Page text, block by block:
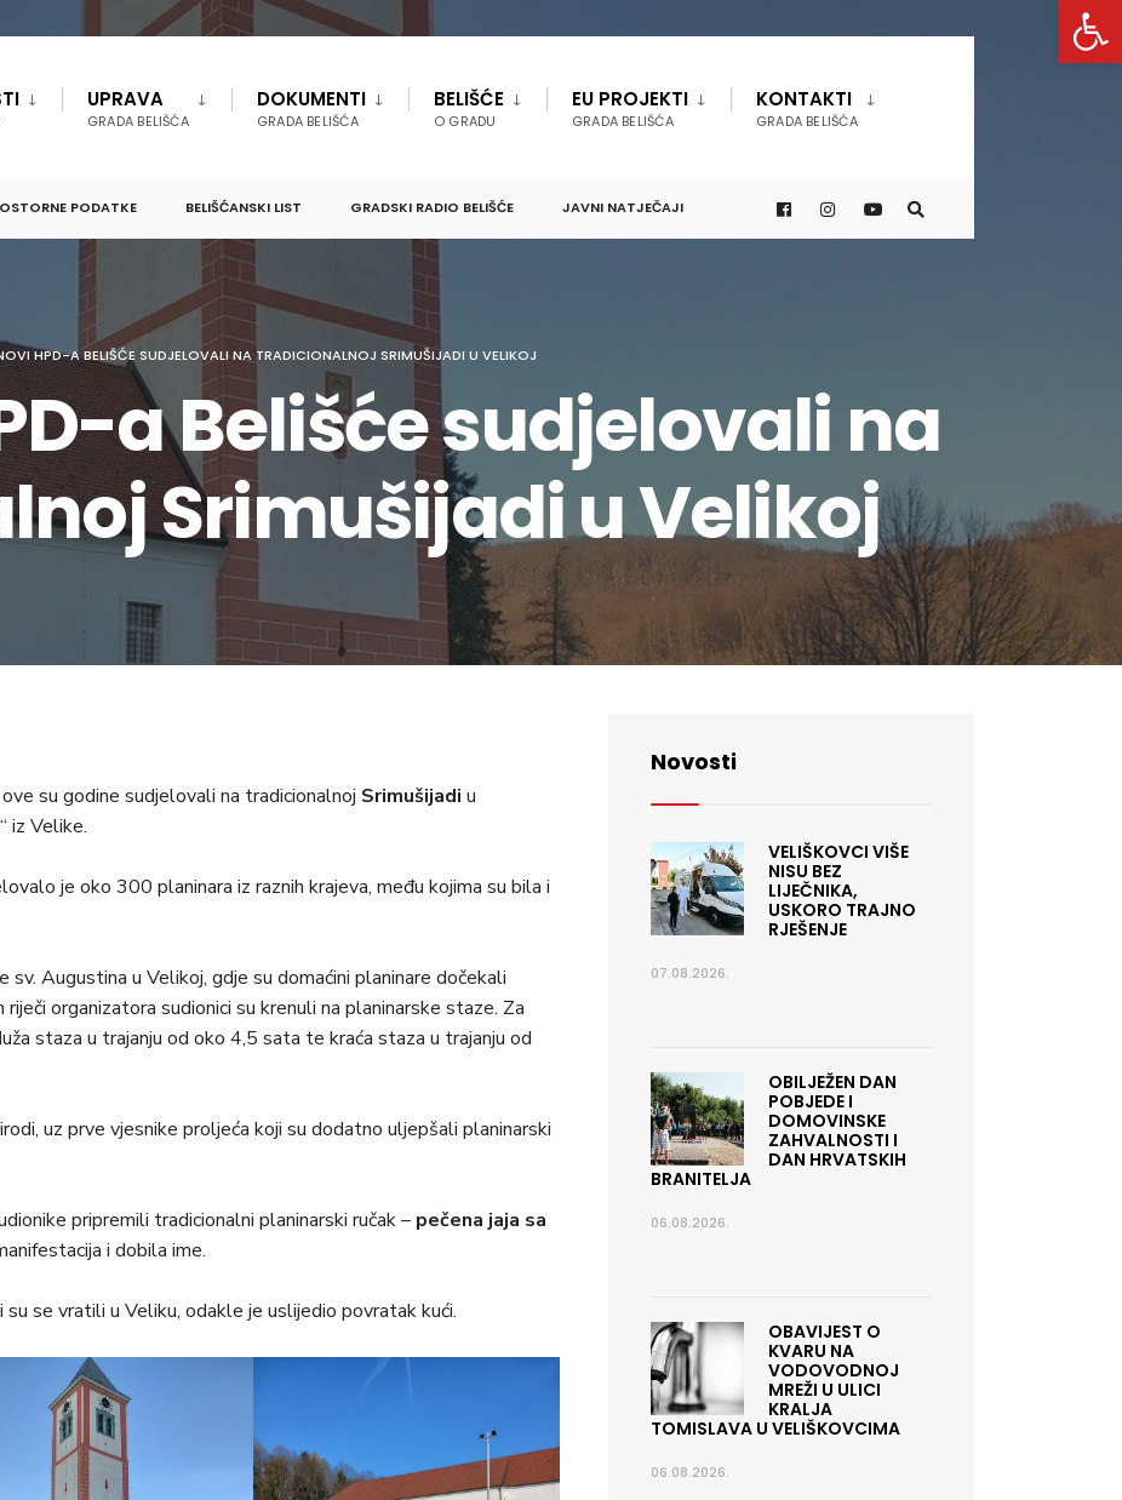
UPRAVA
GRADA BELIŠĆA
DOKUMENTI
GRADA BELIŠĆA
BELIŠĆE
O GRADU
EU PROJEKTI
GRADA BELIŠĆA
KONTAKTI
GRADA BELIŠĆA
PODATKE BELIŠĆANSKI LIST GRADSKI RADIO BELIŠĆE JAVNI NATJEČAJI
HPD-A BELIŠĆE SUDJELOVALI NA TRADICIONALNOJ SRIMUŠIJADI U VELIKOJ
a Belišće sudjelovali na
Srimušijadi u Velikoj
su godine sudjelovali na tradicionalnoj Srimušijadi u
iz Velike.
je oko 300 planinara iz raznih krajeva, među kojima su bila i
sv. Augustina u Velikoj, gdje su domaćini planinare dočekali
organizatora sudionici su krenuli na planinarske staze. Za
staza u trajanju od oko 4,5 sata te kraća staza u trajanju od
uz prve vjesnike proljeća koji su dodatno uljepšali planinarski
pripremili tradicionalni planinarski ručak – pečena jaja sa
i dobila ime.
su se vratili u Veliku, odakle je uslijedio povratak kući.
Novosti
VELIŠKOVCI VIŠE
NISU BEZ
LIJEČNIKA,
USKORO TRAJNO
RJEŠENJE
07.08.2026.
OBILJEŽEN DAN
POBJEDE I
DOMOVINSKE
ZAHVALNOSTI I
DAN HRVATSKIH
BRANITELJA
06.08.2026.
OBAVIJEST O
KVARU NA
VODOVODNOJ
MREŽI U ULICI
KRALJA
TOMISLAVA U VELIŠKOVCIMA
06.08.2026.